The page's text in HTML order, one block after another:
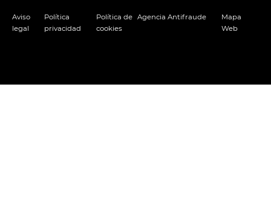
Aviso
legal
Política
privacidad
Política de
cookies
Agencia Antifraude
Mapa
Web